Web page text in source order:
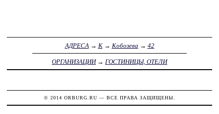
АДРЕСА → К→ Кобозева → 42
ОРГАНИЗАЦИИ→ ГОСТИНИЦЫ, ОТЕЛИ
© 2014 ORBURG.RU — ВСЕ ПРАВА ЗАЩИЩЕНЫ.